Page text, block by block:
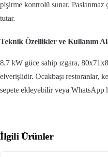
pişirme kontrolü sunar. Paslanmaz
tutar.
Teknik Özellikler ve Kullanım
8,7 kW güce sahip ızgara,
elverişlidir. Ocakbaşı restoranlar,
sepete ekleyebilir veya WhatsApp
İlgili Ürünler